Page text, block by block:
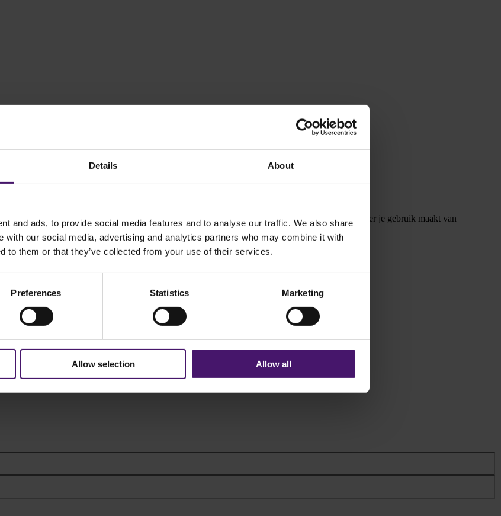
Details About
and ads, to provide social media features and to analyse our traffic. We also share
with our social media, advertising and analytics partners who may combine it with
to them or that they’ve collected from your use of their services.
Preferences Statistics Marketing
Allow selection Allow all
gebouw. De ingang bevindt zich aan de St. Antoniusstraat 11 (naast de Steentjeskerk). Wanneer je gebruik maakt van
en parkeren op één van de parkeerplaatsen van CQM, vlakbij de achteringang.